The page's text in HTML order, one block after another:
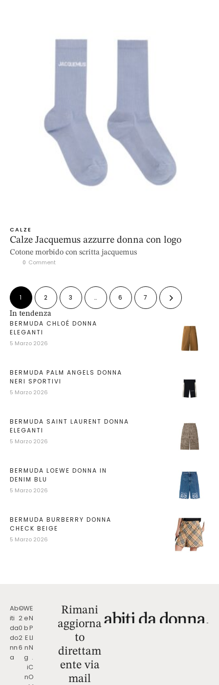
CALZE
Calze Jacquemus azzurre donna con logo
Cotone morbido con scritta jacquemus
0 Comment
1 2 3 … 6 7
In tendenza
BERMUDA CHLOÉ DONNA
ELEGANTI
5 Marzo 2026
BERMUDA PALM ANGELS DONNA
NERI SPORTIVI
5 Marzo 2026
BERMUDA SAINT LAURENT DONNA
ELEGANTI
5 Marzo 2026
BERMUDA LOEWE DONNA IN
DENIM BLU
5 Marzo 2026
BERMUDA BURBERRY DONNA
CHECK BEIGE
5 Marzo 2026
Ab
iti
da
do
nn
a
©
2
0
2
6
W
e
b
E
n
g
i
n
E
N
P
LI
N
.
C
O
Rimani
aggiorna
to
direttam
ente via
mail